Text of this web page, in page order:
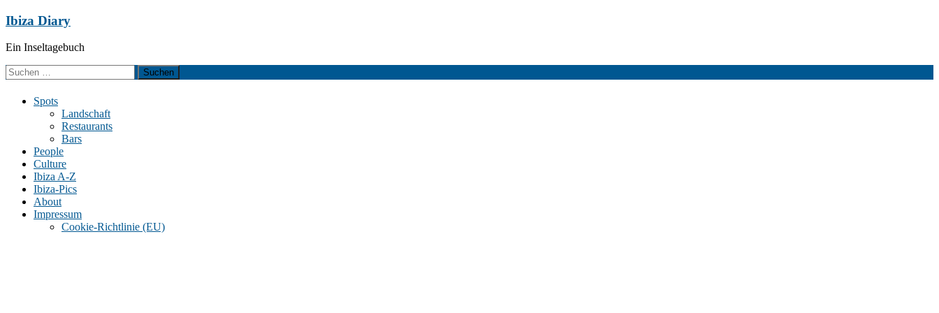
Zum
springen
Ibiza Diary
Ein Inseltagebuch
Suchen
nach:
Spots
Landschaft
Restaurants
Bars
People
Culture
Ibiza A-Z
Ibiza-Pics
About
Impressum
Cookie-Richtlinie (EU)